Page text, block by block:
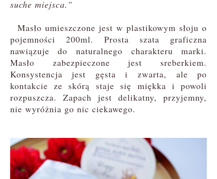
suche miejsca.”
Masło umieszczone jest w plastikowym słoju o
pojemności 200ml. Prosta szata graficzna
nawiązuje do naturalnego charakteru marki.
Masło zabezpieczone jest sreberkiem.
Konsystencja jest gęsta i zwarta, ale po
kontakcie ze skórą staje się miękka i powoli
rozpuszcza. Zapach jest delikatny, przyjemny,
nie wyróżnia go nic ciekawego.